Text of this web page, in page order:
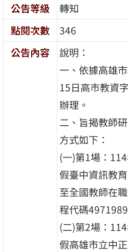
公告等級
轉知
點閱次數
346
公告內容
說明：
一、依據高雄
15日高市教資
辦理。
二、旨揭教師
方式如下：
(一)第1場：
假臺中資訊教
至全國教師在
程代碼4971989
(二)第2場：
假高雄市立中